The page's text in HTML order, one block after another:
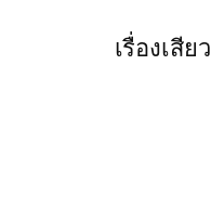
เรื่องเสียว